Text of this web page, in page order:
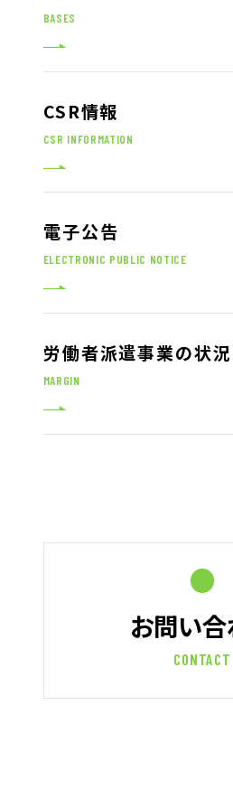
顧客情報の取り扱いについて
個人情報保護方針
お問い合わせ
BASES
CSR情報
CSR INFORMATION
電子公告
ELECTRONIC PUBLIC NOTICE
労働者派遣事業の状
MARGIN
お問い
CONTACT